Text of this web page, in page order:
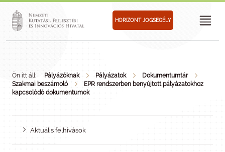
HORIZONT JOGSEGÉLY
Ön itt áll: Pályázóknak Pályázatok
Dokumentumtár
Szakmai beszámoló
EPR rendszerben benyújtott pályázatokhoz
kapcsolódó dokumentumok
Aktuális felhívások